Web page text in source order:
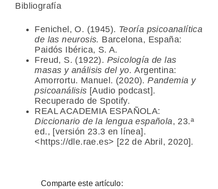
Bibliografía
Fenichel, O. (1945). Teoría psicoanalítica
de las neurosis. Barcelona, España:
Paidós Ibérica, S. A.
Freud, S. (1922). Psicología de las
masas y análisis del yo.Argentina:
Amorrortu. Manuel. (2020).Pandemia y
psicoanálisis [Audio podcast].
Recuperado de Spotify.
REAL ACADEMIA ESPAÑOLA:
Diccionario de la lengua española, 23.ª
ed., [versión 23.3 en línea].
<https://dle.rae.es> [22 de Abril, 2020].
Comparte este artículo: